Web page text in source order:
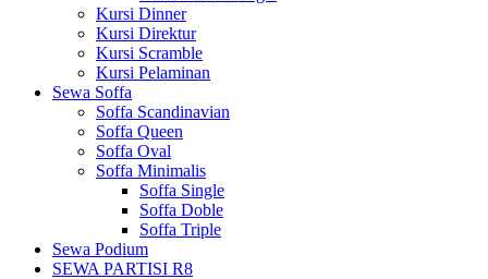
Kursi Dinner
Kursi Direktur
Kursi Scramble
Kursi Pelaminan
Sewa Soffa
Soffa Scandinavian
Soffa Queen
Soffa Oval
Soffa Minimalis
Soffa Single
Soffa Doble
Soffa Triple
Sewa Podium
SEWA PARTISI R8